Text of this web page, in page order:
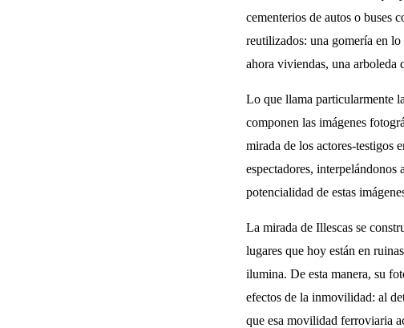
cementerios de autos o buses
reutilizados: una gomería en
ahora viviendas, una arboleda
Lo que llama particularmente
componen las imágenes
mirada de los actores-testigos
espectadores,
potencialidad de estas
La mirada de Illescas se
lugares que hoy están en
ilumina. De esta manera, su
efectos de la inmovilidad: al
que esa movilidad ferroviaria